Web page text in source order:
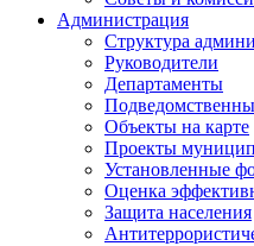
Администрация
Структура
Руководители
Департаменты
Объекты на карте
Проекты
Установленные
Оценка
Защита населения